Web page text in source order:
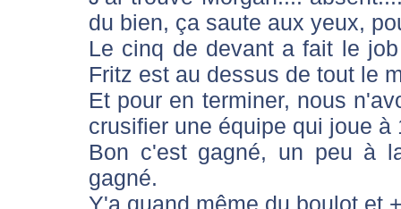
du bien, ça saute aux yeux,
Le cinq de devant a fait le
Fritz est au dessus de tout le
Et pour en terminer, nous
crusifier une équipe qui joue à
Bon c'est gagné, un peu à
gagné.
Y'a quand même du boulot et